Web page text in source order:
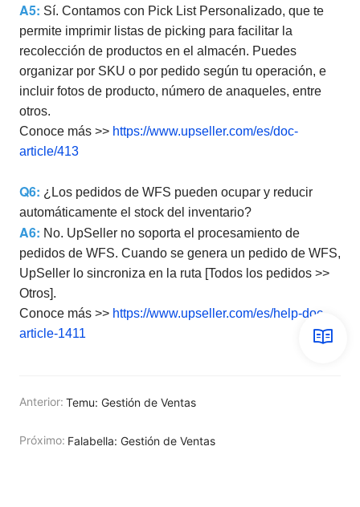
A5: Sí. Contamos con Pick List Personalizado, que te
permite imprimir listas de picking para facilitar la
recolección de productos en el almacén. Puedes
organizar por SKU o por pedido según tu operación, e
incluir fotos de producto, número de anaqueles, entre
otros.
Conoce más >> https://www.upseller.com/es/doc-
article/413
Q6: ¿Los pedidos de WFS pueden ocupar y reducir
automáticamente el stock del inventario?
A6: No. UpSeller no soporta el procesamiento de
pedidos de WFS. Cuando se genera un pedido de WFS,
UpSeller lo sincroniza en la ruta [Todos los pedidos >>
Otros].
Conoce más >> https://www.upseller.com/es/help-doc-
article-1411
Anterior: Temu: Gestión de Ventas
Próximo: Falabella: Gestión de Ventas